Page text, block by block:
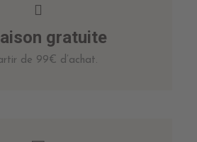
gratuite
de 99€ d’achat.